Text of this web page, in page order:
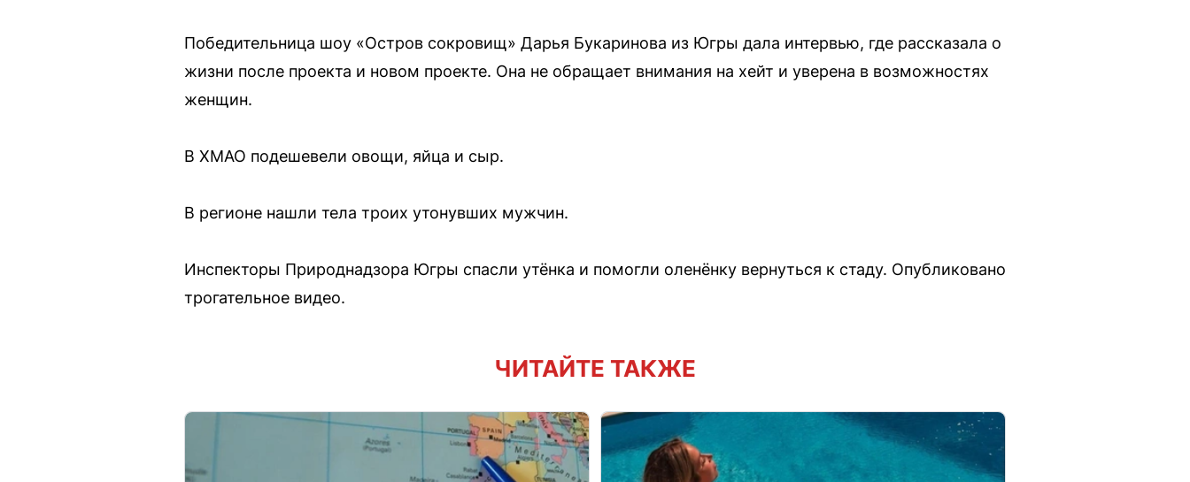
Победительница шоу «Остров сокровищ» Дарья Букаринова из Югры дала интервью, где рассказала о
жизни после проекта и новом проекте. Она не обращает внимания на хейт и уверена в возможностях
женщин.
В ХМАО подешевели овощи, яйца и сыр.
В регионе нашли тела троих утонувших мужчин.
Инспекторы Природнадзора Югры спасли утёнка и помогли оленёнку вернуться к стаду. Опубликовано
трогательное видео.
ЧИТАЙТЕ ТАКЖЕ